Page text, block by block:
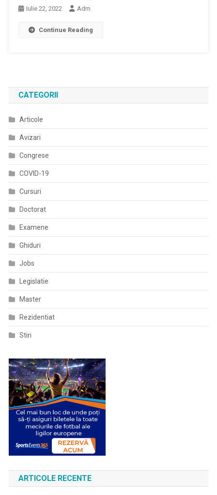
Iulie 22, 2022 Adm
Continue Reading
CATEGORII
Articole
Avizari
Congrese
COVID-19
Cursuri
Doctorat
Examene
Ghiduri
Jobs
Legislatie
Master
Rezidentiat
Stiri
ARTICOLE RECENTE